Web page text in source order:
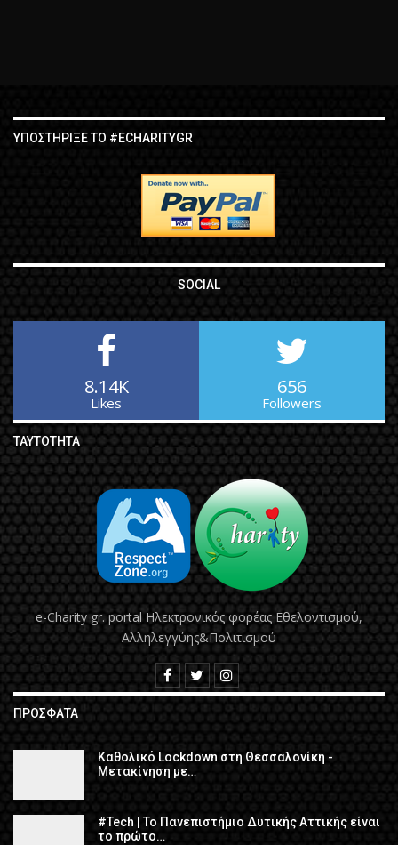
ΥΠΟΣΤΉΡΙΞΕ ΤΟ #ECHARITYGR
SOCIAL
8.14K
Likes
656
Followers
ΤΑΥΤΌΤΗΤΑ
e-Charity gr. portal Hλεκτρονικός φορέας Εθελοντισμού,
Αλληλεγγύης&Πολιτισμού
ΠΡΌΣΦΑΤΑ
Καθολικό Lockdown στη Θεσσαλονίκη -
Mετακίνηση με…
#Tech | To Πανεπιστήμιο Δυτικής Αττικής είναι
το πρώτο…